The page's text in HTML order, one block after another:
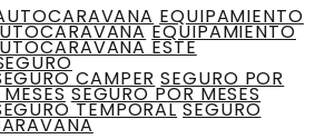
EQUIPAMIENTO
EQUIPAMIENTO
ESTE
CAMPER SEGURO POR
SEGURO POR MESES
TEMPORAL SEGURO